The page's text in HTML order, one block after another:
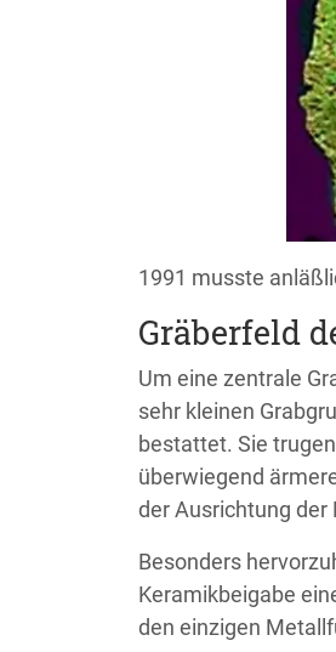
1991 musste
Gräberfeld
Um eine zentrale
sehr kleinen
bestattet. Sie
überwiegend
der Ausrichtung der
Besonders
Keramikbeigabe
den einzigen